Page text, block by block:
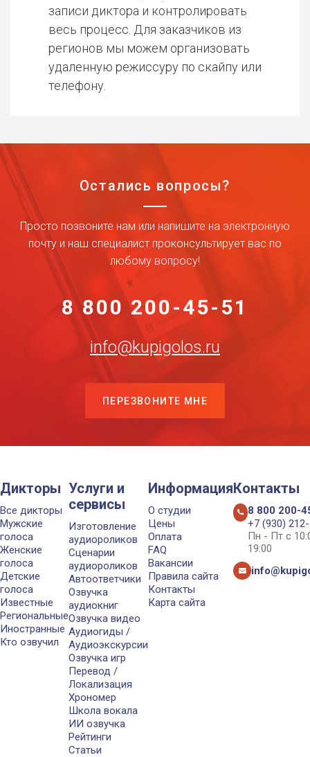
записи диктора и контролировать
весь процесс. Для заказчиков из
регионов мы можем организовать
удаленную режиссуру по скайпу или
телефону.
Остались вопросы?
Просто позвоните нам или напишите на электронную
почту и наш специалист проконсультирует вас по
любому вопросу!
8 800 200-45-51
info@kupigolos.ru
ПЕРЕЗВОНИТЕ МНЕ
Дикторы
Все дикторы
Мужские
голоса
Женские
голоса
Детские
голоса
Известные
Региональные
Иностранные
Кто озвучил
Услуги и
сервисы
Изготовление
аудиороликов
Сценарии
аудиороликов
Автоответчики
Озвучка
аудиокниг
Озвучка видео
Аудиогиды /
Аудиоэкскурсии
Озвучка игр
Перевод /
Локализация
Хрономер
Школа вокала
ИИ озвучка
Рейтинги
Статьи
Информация
О студии
Цены
Оплата
FAQ
Вакансии
Правила сайта
Контакты
Карта сайта
Контакты
8 800 200-
+7 (930)
Пн - Пт с
19:00